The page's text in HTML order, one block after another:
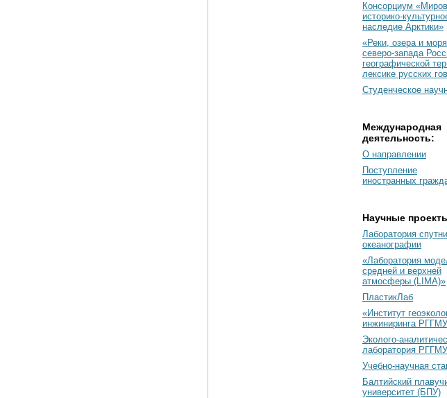
Консорциум
историко-
наследие Арктики»
«Реки, озера и моря
северо-запада
географической
лексике русских
Студенческое
Международная
деятельность:
О направлении
Поступление
иностранных
Научные
Лаборатория
океанографии
«Лаборатория
средней и верхней
атмосферы (LIMA)»
ПластикЛаб
«Институт
инжиниринга
Эколого-
лаборатория РГГМУ
Учебно-научная
Балтийский
университет (БПУ)